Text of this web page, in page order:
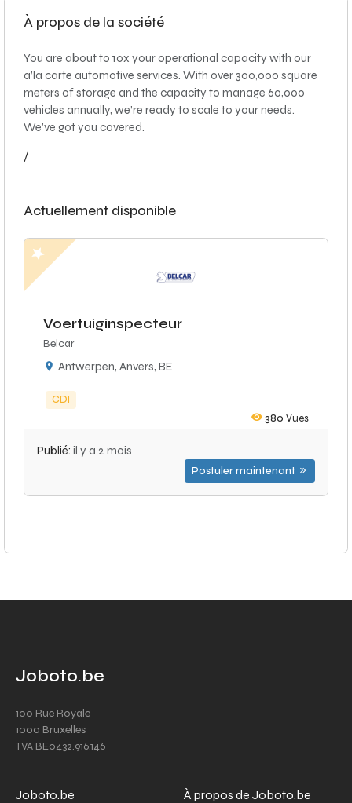
À propos de la société
You are about to 10x your operational capacity with our
a’la carte automotive services. With over 300,000 square
meters of storage and the capacity to manage 60,000
vehicles annually, we’re ready to scale to your needs.
We’ve got you covered.
/
Actuellement disponible
Voertuiginspecteur
Belcar
Antwerpen, Anvers, BE
CDI
380 Vues
Publié: il y a 2 mois
Postuler maintenant
Joboto.be
100 Rue Royale
1000 Bruxelles
TVA BE0432.916.146
Joboto.be À propos de Joboto.be